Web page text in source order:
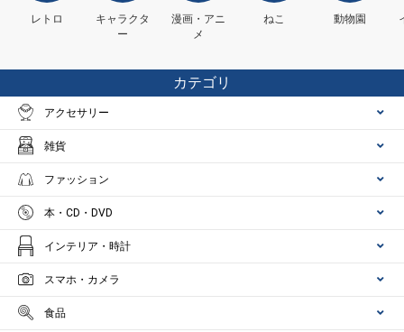
レトロ
キャラクタ
ー
漫画・アニ
メ
ねこ 動物園
カテゴリ
アクセサリー
雑貨
ファッション
本・CD・DVD
インテリア・時計
スマホ・カメラ
食品